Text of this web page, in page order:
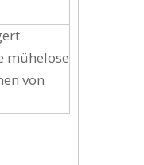
mühelose
von